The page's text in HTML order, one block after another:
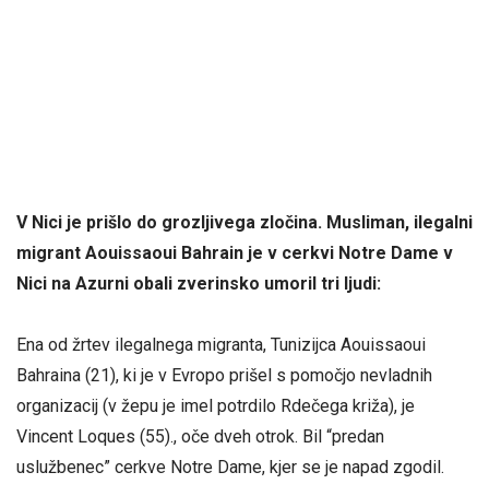
V Nici je prišlo do grozljivega zločina. Musliman, ilegalni
migrant Aouissaoui Bahrain je v cerkvi Notre Dame v
Nici na Azurni obali zverinsko umoril tri ljudi:
Ena od žrtev ilegalnega migranta, Tunizijca Aouissaoui
Bahraina (21), ki je v Evropo prišel s pomočjo nevladnih
organizacij (v žepu je imel potrdilo Rdečega križa), je
Vincent Loques (55)., oče dveh otrok. Bil “predan
uslužbenec” cerkve Notre Dame, kjer se je napad zgodil.